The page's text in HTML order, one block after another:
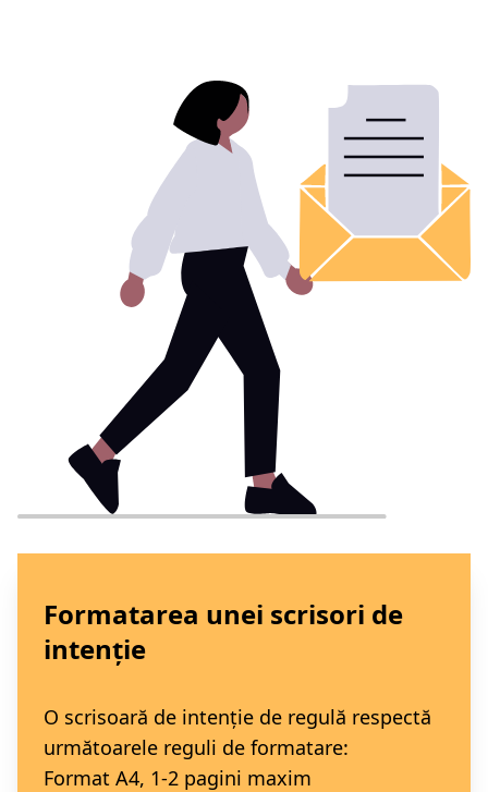
Formatarea unei scrisori de
intenție
O scrisoară de intenție de regulă respectă
următoarele reguli de formatare:
Format A4, 1-2 pagini maxim